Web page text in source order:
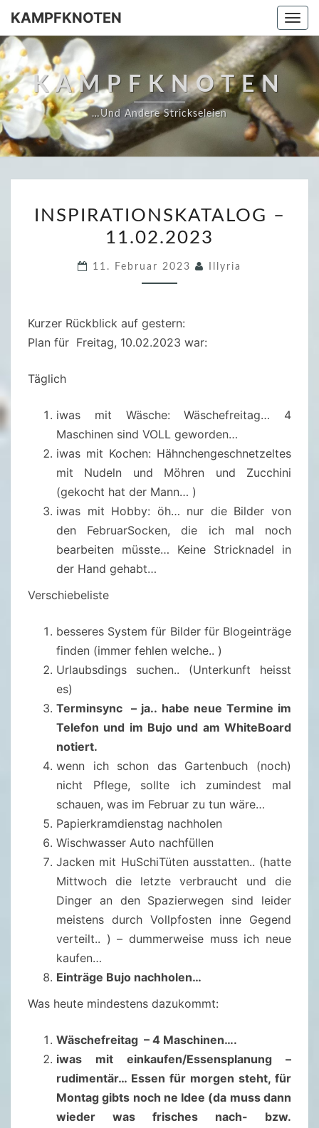
Skip
content
KAMPFKNOTEN
KAMPFKNOTEN
…und Andere Strickseleien
N
S
T
S
K
A
T
A
L
O
G
0
2
INSPIRATIONSKATALOG –
11.02.2023
11. Februar 2023 Illyria
Kurzer Rückblick auf gestern:
Plan für Freitag, 10.02.2023 war:
Täglich
iwas mit Wäsche: Wäschefreitag… 4
Maschinen sind VOLL geworden…
iwas mit Kochen: Hähnchengeschnetzeltes
mit Nudeln und Möhren und Zucchini
(gekocht hat der Mann… )
iwas mit Hobby: öh… nur die Bilder von
den FebruarSocken, die ich mal noch
bearbeiten müsste… Keine Stricknadel in
der Hand gehabt…
Verschiebeliste
besseres System für Bilder für Blogeinträge
finden (immer fehlen welche.. )
Urlaubsdings suchen.. (Unterkunft heisst
es)
Terminsync – ja.. habe neue Termine im
Telefon und im Bujo und am WhiteBoard
notiert.
wenn ich schon das Gartenbuch (noch)
nicht Pflege, sollte ich zumindest mal
schauen, was im Februar zu tun wäre…
Papierkramdienstag nachholen
Wischwasser Auto nachfüllen
Jacken mit HuSchiTüten ausstatten.. (hatte
Mittwoch die letzte verbraucht und die
Dinger an den Spazierwegen sind leider
meistens durch Vollpfosten inne Gegend
verteilt.. ) – dummerweise muss ich neue
kaufen…
Einträge Bujo nachholen…
Was heute mindestens dazukommt:
Wäschefreitag – 4 Maschinen….
iwas mit einkaufen/Essensplanung –
rudimentär… Essen für morgen steht, für
Montag gibts noch ne Idee (da muss dann
wieder was frisches nach- bzw.